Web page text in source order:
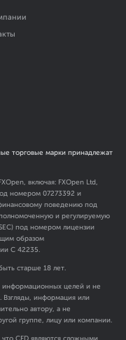
торговые марки принадлежат
включая: FXOpen Ltd,
номером 07273392 и
поведению под
и регулируемую
под номером лицензии
образом
C 42235.
старше 18 лет.
информационных целей и не
Взгляды, информация или
автору, а не
группе, лицу или компании.